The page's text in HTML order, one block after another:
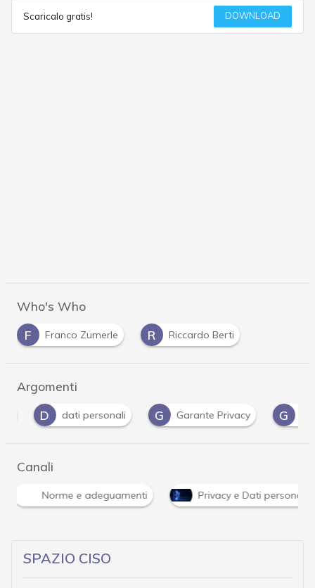
Scaricalo gratis! DOWNLOAD
Who's Who
F
Franco Zumerle R Riccardo Berti
Argomenti
dati personali Garante Privacy Gdpr
Canali
Norme e adeguamenti Privacy e Dati personali
SPAZIO CISO